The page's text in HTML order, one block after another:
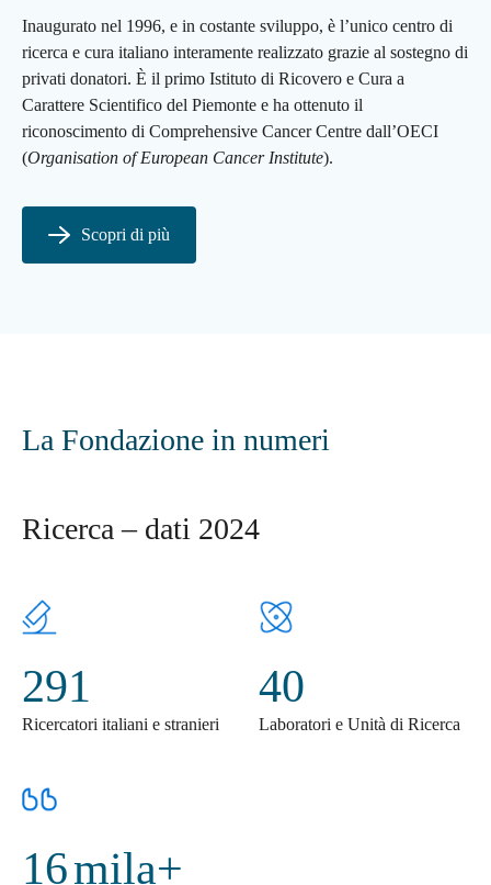
Inaugurato nel 1996, e in costante sviluppo, è l’unico centro di
ricerca e cura italiano interamente realizzato grazie al sostegno di
privati donatori. È il primo Istituto di Ricovero e Cura a
Carattere Scientifico del Piemonte e ha ottenuto il
riconoscimento di Comprehensive Cancer Centre dall’OECI
(Organisation of European Cancer Institute).
Scopri di più
La Fondazione in numeri
Ricerca – dati 2024
291
Ricercatori italiani e stranieri
40
Laboratori e Unità di Ricerca
16mila+